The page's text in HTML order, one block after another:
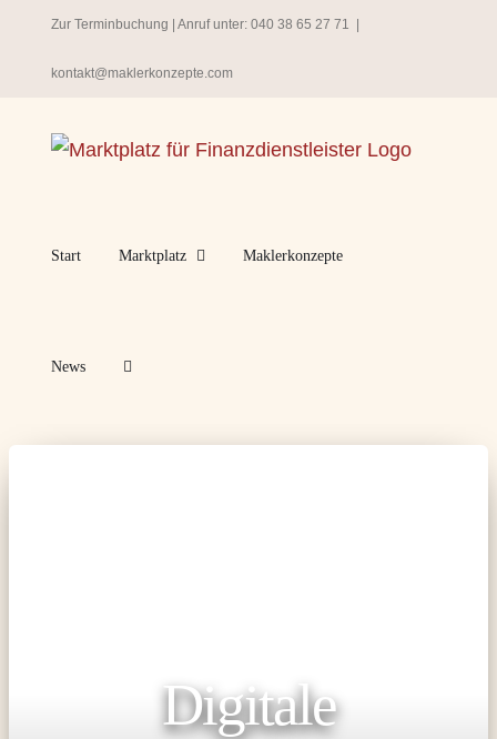
springen
Zur Terminbuchung | Anruf unter: 040 38 65 27 71
kontakt@maklerkonzepte.com
Start Marktplatz Maklerkonzepte
News
Digitale